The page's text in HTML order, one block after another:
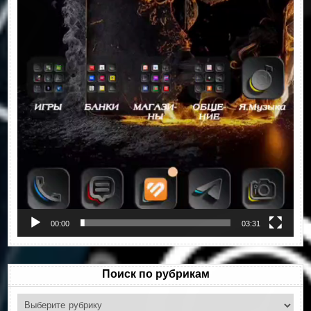
00:00 03:31
Поиск по рубрикам
Поиск